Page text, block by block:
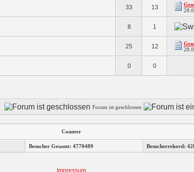
33 13
8 1
25 12
0 0
Forum ist geschlossen
Counter
Besucher Gesamt: 4770489 Besucherrekord:
Impressum